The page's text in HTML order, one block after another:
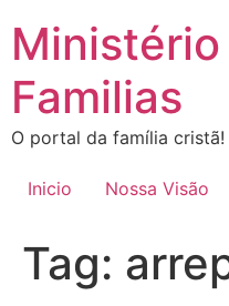
para
conteúdo
Familias
O portal da família cristã!
Inicio Nossa Visão
Tag: